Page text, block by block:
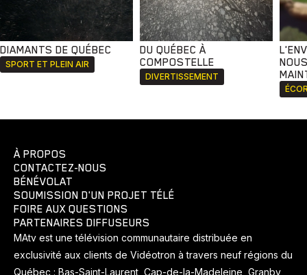
DIAMANTS DE QUÉBEC
SPORT ET PLEIN AIR
DU QUÉBEC À
COMPOSTELLE
DIVERTISSEMENT
À PROPOS
CONTACTEZ-NOUS
BÉNÉVOLAT
SOUMISSION D'UN PROJET TÉLÉ
FOIRE AUX QUESTIONS
PARTENAIRES DIFFUSEURS
MAtv est une télévision communautaire distribuée en
exclusivité aux clients de Vidéotron à travers neuf régions du
Québec : Bas-Saint-Laurent, Cap-de-la-Madeleine, Granby,